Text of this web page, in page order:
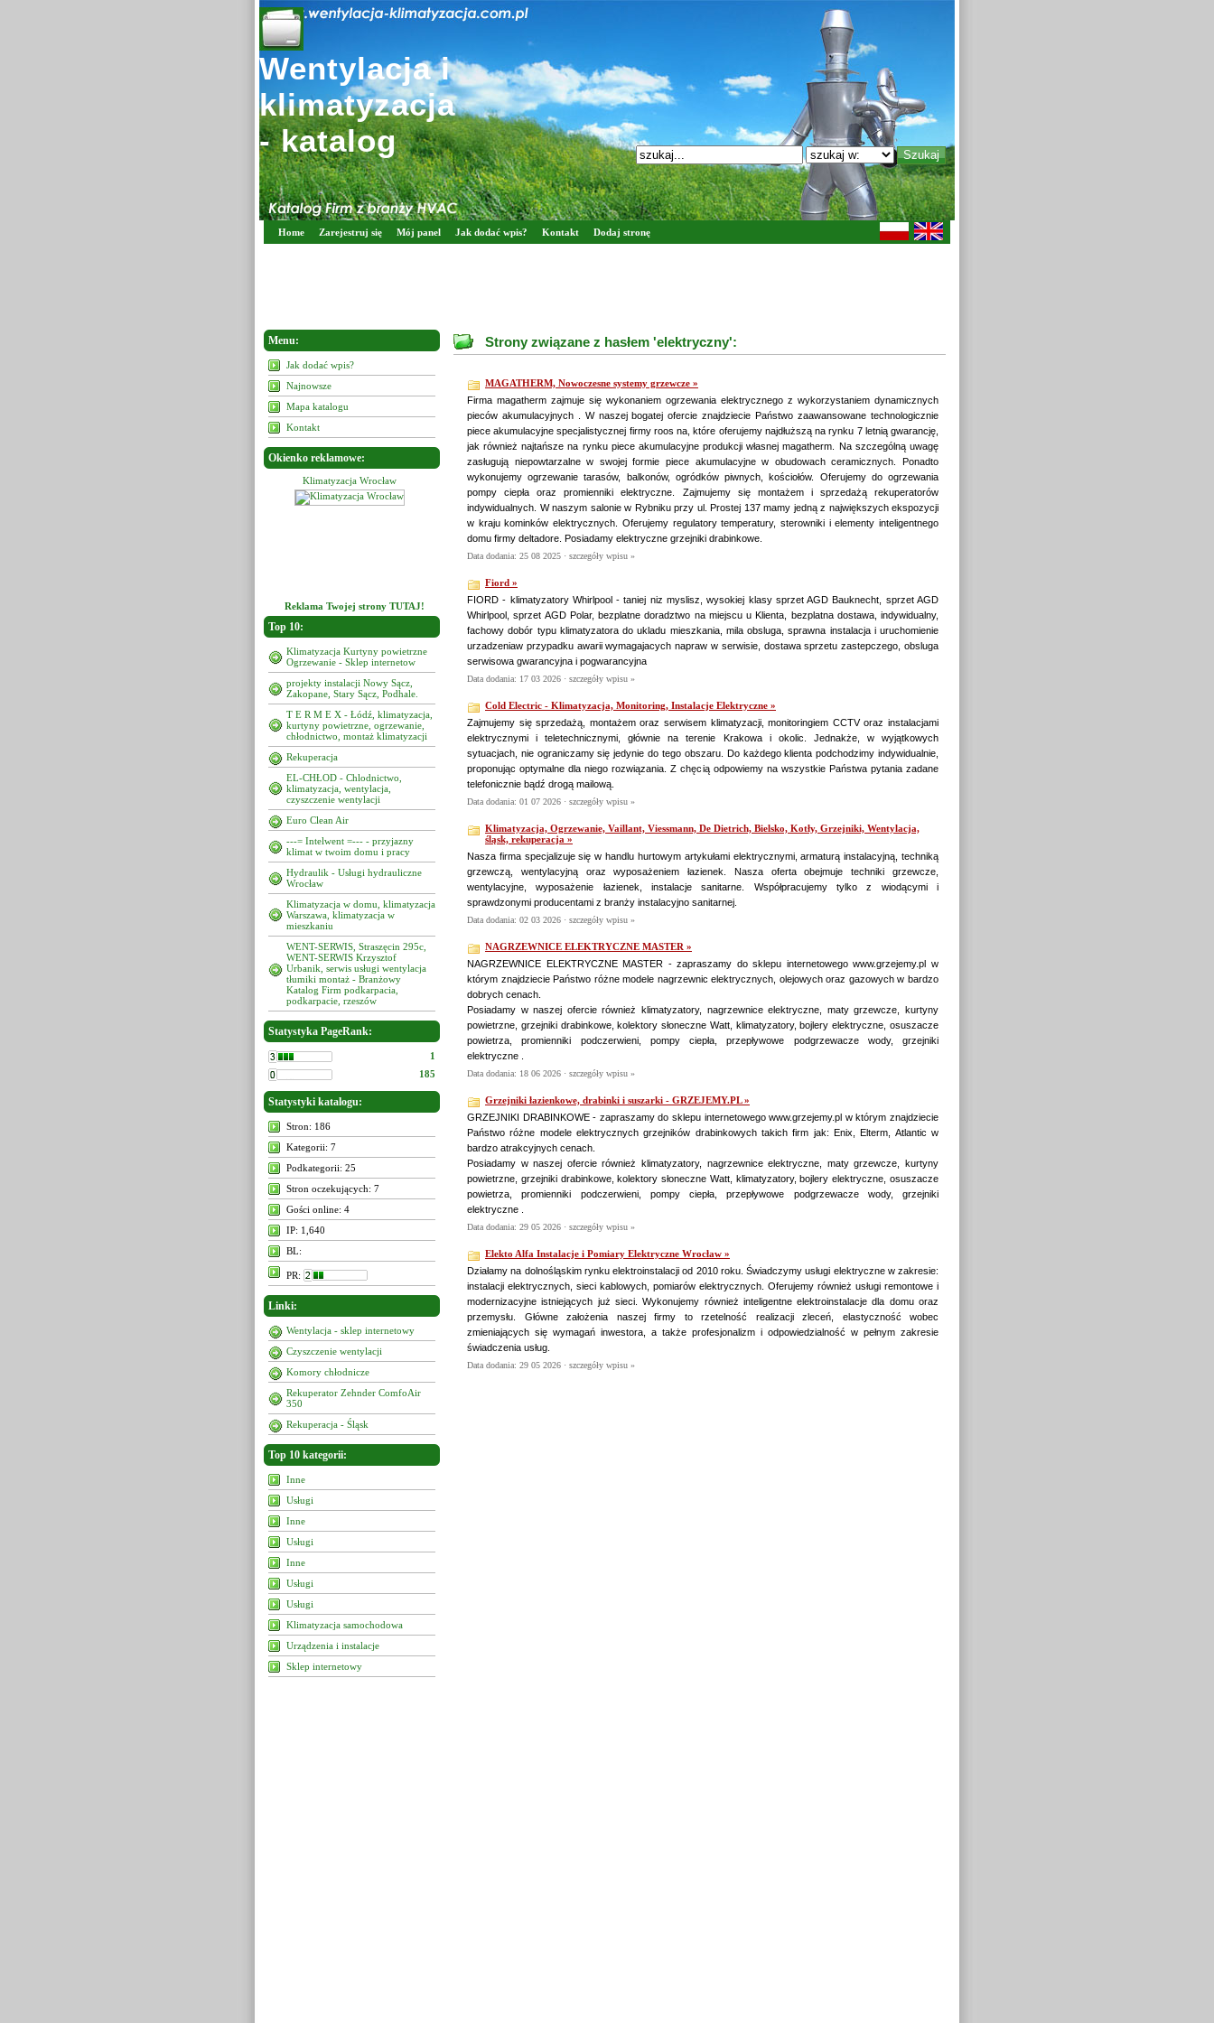
Wentylacja i
klimatyzacja
- katalog
Home Zarejestruj się Mój panel Jak dodać wpis? Kontakt Dodaj stronę
Menu:
Jak dodać wpis?
Najnowsze
Mapa katalogu
Kontakt
Okienko reklamowe:
Klimatyzacja Wrocław Klimatyzacja Wrocław
Reklama Twojej strony TUTAJ!
Top 10:
Klimatyzacja Kurtyny powietrzne
Ogrzewanie - Sklep internetow
projekty instalacji Nowy Sącz,
Zakopane, Stary Sącz, Podhale.
T E R M E X - Łódź, klimatyzacja,
kurtyny powietrzne, ogrzewanie,
chłodnictwo, montaż klimatyzacji
Rekuperacja
EL-CHŁOD - Chlodnictwo,
klimatyzacja, wentylacja,
czyszczenie wentylacji
Euro Clean Air
---= Intelwent =--- - przyjazny
klimat w twoim domu i pracy
Hydraulik - Usługi hydrauliczne
Wrocław
Klimatyzacja w domu, klimatyzacja
Warszawa, klimatyzacja w
mieszkaniu
WENT-SERWIS, Straszęcin 295c,
WENT-SERWIS Krzysztof
Urbanik, serwis usługi wentylacja
tłumiki montaż - Branżowy
Katalog Firm podkarpacia,
podkarpacie, rzeszów
Statystyka PageRank:
1
185
Statystyki katalogu:
Stron: 186
Kategorii: 7
Podkategorii: 25
Stron oczekujących: 7
Gości online: 4
IP: 1,640
BL:
PR:
Linki:
Wentylacja - sklep internetowy
Czyszczenie wentylacji
Komory chłodnicze
Rekuperator Zehnder ComfoAir
350
Rekuperacja - Śląsk
Top 10 kategorii:
Inne
Usługi
Inne
Usługi
Inne
Usługi
Usługi
Klimatyzacja samochodowa
Urządzenia i instalacje
Sklep internetowy
Strony związane z hasłem 'elektryczny':
MAGATHERM, Nowoczesne systemy grzewcze »
Firma magatherm zajmuje się wykonaniem ogrzewania elektrycznego z wykorzystaniem dynamicznych
pieców akumulacyjnych . W naszej bogatej ofercie znajdziecie Państwo zaawansowane technologicznie
piece akumulacyjne specjalistycznej firmy roos na, które oferujemy najdłuższą na rynku 7 letnią gwarancję,
jak również najtańsze na rynku piece akumulacyjne produkcji własnej magatherm. Na szczególną uwagę
zasługują niepowtarzalne w swojej formie piece akumulacyjne w obudowach ceramicznych. Ponadto
wykonujemy ogrzewanie tarasów, balkonów, ogródków piwnych, kościołów. Oferujemy do ogrzewania
pompy ciepła oraz promienniki elektryczne. Zajmujemy się montażem i sprzedażą rekuperatorów
indywidualnych. W naszym salonie w Rybniku przy ul. Prostej 137 mamy jedną z największych ekspozycji
w kraju kominków elektrycznych. Oferujemy regulatory temperatury, sterowniki i elementy inteligentnego
domu firmy deltadore. Posiadamy elektryczne grzejniki drabinkowe.
Data dodania: 25 08 2025 · szczegóły wpisu »
Fiord »
FIORD - klimatyzatory Whirlpool - taniej niz myslisz, wysokiej klasy sprzet AGD Bauknecht, sprzet AGD
Whirlpool, sprzet AGD Polar, bezplatne doradztwo na miejscu u Klienta, bezplatna dostawa, indywidualny,
fachowy dobór typu klimatyzatora do ukladu mieszkania, mila obsluga, sprawna instalacja i uruchomienie
urzadzeniaw przypadku awarii wymagajacych napraw w serwisie, dostawa sprzetu zastepczego, obsluga
serwisowa gwarancyjna i pogwarancyjna
Data dodania: 17 03 2026 · szczegóły wpisu »
Cold Electric - Klimatyzacja, Monitoring, Instalacje Elektryczne »
Zajmujemy się sprzedażą, montażem oraz serwisem klimatyzacji, monitoringiem CCTV oraz instalacjami
elektrycznymi i teletechnicznymi, głównie na terenie Krakowa i okolic. Jednakże, w wyjątkowych
sytuacjach, nie ograniczamy się jedynie do tego obszaru. Do każdego klienta podchodzimy indywidualnie,
proponując optymalne dla niego rozwiązania. Z chęcią odpowiemy na wszystkie Państwa pytania zadane
telefonicznie bądź drogą mailową.
Data dodania: 01 07 2026 · szczegóły wpisu »
Klimatyzacja, Ogrzewanie, Vaillant, Viessmann, De Dietrich, Bielsko, Kotły, Grzejniki, Wentylacja,
śląsk, rekuperacja »
Nasza firma specjalizuje się w handlu hurtowym artykułami elektrycznymi, armaturą instalacyjną, techniką
grzewczą, wentylacyjną oraz wyposażeniem łazienek. Nasza oferta obejmuje techniki grzewcze,
wentylacyjne, wyposażenie łazienek, instalacje sanitarne. Współpracujemy tylko z wiodącymi i
sprawdzonymi producentami z branży instalacyjno sanitarnej.
Data dodania: 02 03 2026 · szczegóły wpisu »
NAGRZEWNICE ELEKTRYCZNE MASTER »
NAGRZEWNICE ELEKTRYCZNE MASTER - zapraszamy do sklepu internetowego www.grzejemy.pl w
którym znajdziecie Państwo różne modele nagrzewnic elektrycznych, olejowych oraz gazowych w bardzo
dobrych cenach.
Posiadamy w naszej ofercie również klimatyzatory, nagrzewnice elektryczne, maty grzewcze, kurtyny
powietrzne, grzejniki drabinkowe, kolektory słoneczne Watt, klimatyzatory, bojlery elektryczne, osuszacze
powietrza, promienniki podczerwieni, pompy ciepła, przepływowe podgrzewacze wody, grzejniki
elektryczne .
Data dodania: 18 06 2026 · szczegóły wpisu »
Grzejniki łazienkowe, drabinki i suszarki - GRZEJEMY.PL »
GRZEJNIKI DRABINKOWE - zapraszamy do sklepu internetowego www.grzejemy.pl w którym znajdziecie
Państwo różne modele elektrycznych grzejników drabinkowych takich firm jak: Enix, Elterm, Atlantic w
bardzo atrakcyjnych cenach.
Posiadamy w naszej ofercie również klimatyzatory, nagrzewnice elektryczne, maty grzewcze, kurtyny
powietrzne, grzejniki drabinkowe, kolektory słoneczne Watt, klimatyzatory, bojlery elektryczne, osuszacze
powietrza, promienniki podczerwieni, pompy ciepła, przepływowe podgrzewacze wody, grzejniki
elektryczne .
Data dodania: 29 05 2026 · szczegóły wpisu »
Elekto Alfa Instalacje i Pomiary Elektryczne Wrocław »
Działamy na dolnośląskim rynku elektroinstalacji od 2010 roku. Świadczymy usługi elektryczne w zakresie:
instalacji elektrycznych, sieci kablowych, pomiarów elektrycznych. Oferujemy również usługi remontowe i
modernizacyjne istniejących już sieci. Wykonujemy również inteligentne elektroinstalacje dla domu oraz
przemysłu. Główne założenia naszej firmy to rzetelność realizacji zleceń, elastyczność wobec
zmieniających się wymagań inwestora, a także profesjonalizm i odpowiedzialność w pełnym zakresie
świadczenia usług.
Data dodania: 29 05 2026 · szczegóły wpisu »